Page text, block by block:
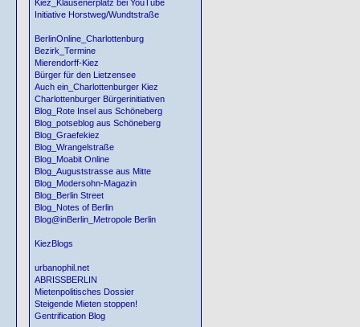
Kiez_Klausenerplatz bei YouTube
Initiative Horstweg/Wundtstraße
BerlinOnline_Charlottenburg
Bezirk_Termine
Mierendorff-Kiez
Bürger für den Lietzensee
Auch ein_Charlottenburger Kiez
Charlottenburger Bürgerinitiativen
Blog_Rote Insel aus Schöneberg
Blog_potseblog aus Schöneberg
Blog_Graefekiez
Blog_Wrangelstraße
Blog_Moabit Online
Blog_Auguststrasse aus Mitte
Blog_Modersohn-Magazin
Blog_Berlin Street
Blog_Notes of Berlin
Blog@inBerlin_Metropole Berlin
KiezBlogs
urbanophil.net
ABRISSBERLIN
Mietenpolitisches Dossier
Steigende Mieten stoppen!
Gentrification Blog